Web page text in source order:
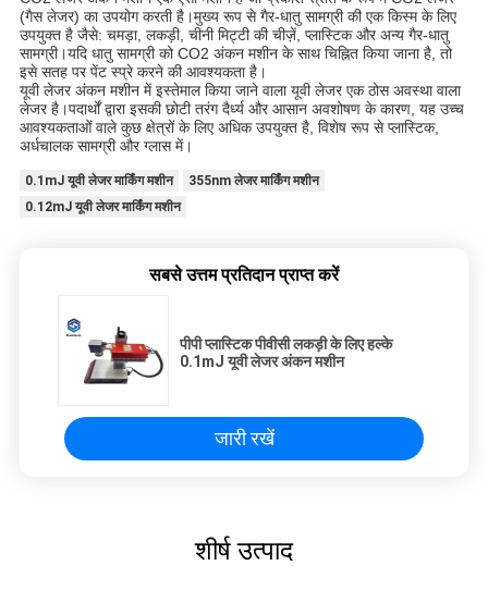
(गैस लेजर) का उपयोग करती है।मुख्य रूप से गैर-धातु सामग्री की एक किस्म के लिए
उपयुक्त है जैसे: चमड़ा, लकड़ी, चीनी मिट्टी की चीज़ें, प्लास्टिक और अन्य गैर-धातु
सामग्री।यदि धातु सामग्री को CO2 अंकन मशीन के साथ चिह्नित किया जाना है, तो
इसे सतह पर पेंट स्प्रे करने की आवश्यकता है।
यूवी लेजर अंकन मशीन में इस्तेमाल किया जाने वाला यूवी लेजर एक ठोस अवस्था वाला
लेजर है।पदार्थों द्वारा इसकी छोटी तरंग दैर्ध्य और आसान अवशोषण के कारण, यह उच्च
आवश्यकताओं वाले कुछ क्षेत्रों के लिए अधिक उपयुक्त है, विशेष रूप से प्लास्टिक,
अर्धचालक सामग्री और ग्लास में।
0.1mJ यूवी लेजर मार्किंग मशीन
355nm लेजर मार्किंग मशीन
0.12mJ यूवी लेजर मार्किंग मशीन
सबसे उत्तम प्रतिदान प्राप्त करें
पीपी प्लास्टिक पीवीसी लकड़ी के लिए हल्के
0.1mJ यूवी लेजर अंकन मशीन
जारी रखें
शीर्ष उत्पाद